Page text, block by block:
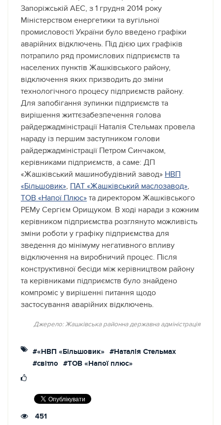
Запоріжській АЕС, з 1 грудня 2014 року
Міністерством енергетики та вугільної
промисловості України було введено графіки
аварійних відключень. Під дією цих графіків
потрапило ряд промислових підприємств та
населених пунктів Жашківського району,
відключення яких призводить до зміни
технологічного процесу підприємств району.
Для запобігання зупинки підприємств та
вирішення життєзабезпечення голова
райдержадміністрації Наталія Стельмах провела
нараду із першим заступником голови
райдержадміністрації Петром Синчаком,
керівниками підприємств, а саме: ДП
«Жашківський машинобудівний завод» НВП
«Більшовик», ПАТ «Жашківський маслозавод»,
ТОВ «Напої Плюс» та директором Жашківського
РЕМу Сергієм Орищуком. В ході наради з кожним
керівником підприємства розглянуто можливість
зміни роботи у графіку підприємства для
зведення до мінімуму негативного впливу
відключення на виробничий процес. Після
конструктивної бесіди між керівництвом району
та керівниками підприємств було знайдено
компроміс у вирішенні питання щодо
застосування аварійних відключень.
Джерело: Жашківська районна державна адміністрація
#«НВП «Більшовик» #Наталія Стельмах
#світло
#ТОВ «Напої плюс»
451